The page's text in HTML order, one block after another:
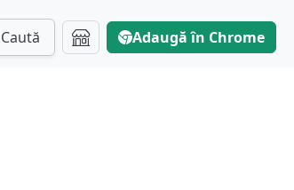
Caută Adaugă în Chrome